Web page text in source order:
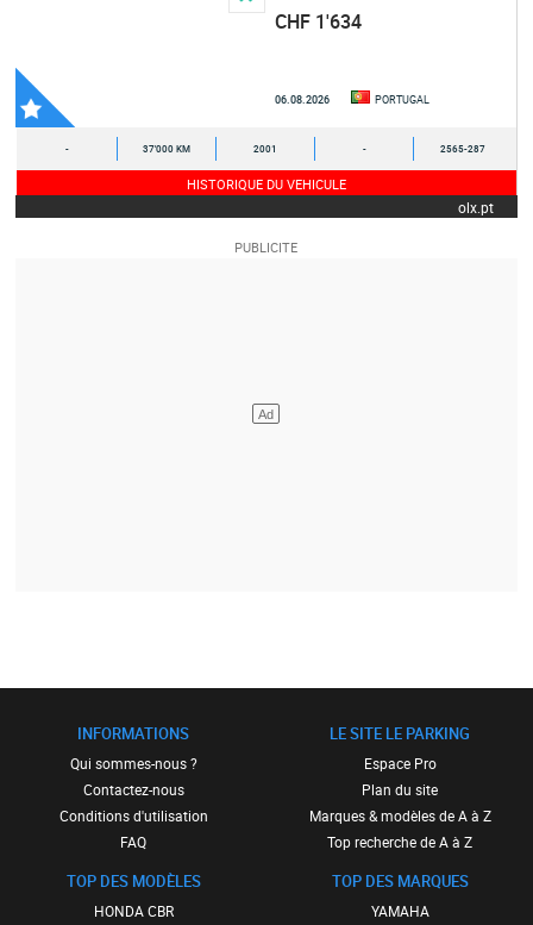
CHF 1'634
06.08.2026 PORTUGAL
- 37'000 KM 2001 - 2565-287
HISTORIQUE DU VEHICULE
olx.pt
INFORMATIONS
Qui sommes-nous ?
Contactez-nous
Conditions d'utilisation
FAQ
TOP DES MODÈLES
HONDA CBR
LE SITE LE PARKING
Espace Pro
Plan du site
Marques & modèles de A à Z
Top recherche de A à Z
TOP DES MARQUES
YAMAHA